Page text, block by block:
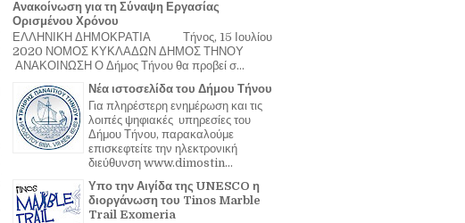
Ανακοίνωση για τη Σύναψη Εργασίας
Ορισμένου Χρόνου
ΕΛΛΗΝΙΚΗ ΔΗΜΟΚΡΑΤΙΑ Τήνος, 15 Ιουλίου
2020 ΝΟΜΟΣ ΚΥΚΛΑΔΩΝ ΔΗΜΟΣ ΤΗΝΟΥ
ΑΝΑΚΟΙΝΩΣΗ Ο Δήμος Τήνου θα προβεί σ...
Νέα ιστοσελίδα του Δήμου Τήνου
Για πληρέστερη ενημέρωση και τις
λοιπές ψηφιακές υπηρεσίες του
Δήμου Τήνου, παρακαλούμε
επισκεφτείτε την ηλεκτρονική
διεύθυνση www.dimostin...
Υπο την Αιγίδα της UNESCO η
διοργάνωση του Tinos Marble
Trail Exomeria